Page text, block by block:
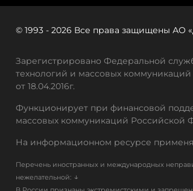
© 1993 - 2026 Все права защищены АО
Зарегистрировано Федеральной
технологий и массовых
от 18.04.2016г.
Функционирует при финансовой
массовых коммуникаций Российской
На информационном ресурсе
Перечень иностранных и международных
нежелательной: ↓